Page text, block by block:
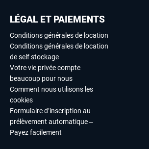
LÉGAL ET PAIEMENTS
Conditions générales de location
Conditions générales de location
de self stockage
Votre vie privée compte
beaucoup pour nous
Comment nous utilisons les
cookies
Formulaire d’inscription au
prélèvement automatique –
Payez facilement